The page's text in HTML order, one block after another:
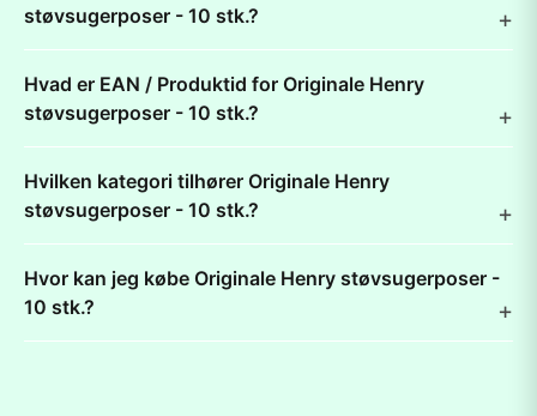
støvsugerposer - 10 stk.?
Hvad er EAN / Produktid for Originale Henry
støvsugerposer - 10 stk.?
Hvilken kategori tilhører Originale Henry
støvsugerposer - 10 stk.?
Hvor kan jeg købe Originale Henry støvsugerposer -
10 stk.?